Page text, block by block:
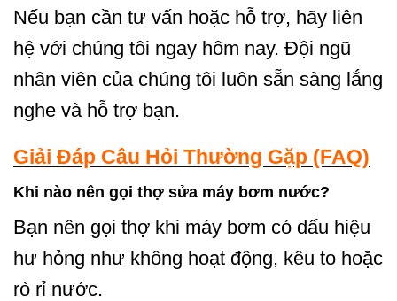
Nếu bạn cần tư vấn hoặc hỗ trợ, hãy liên
hệ với chúng tôi ngay hôm nay. Đội ngũ
nhân viên của chúng tôi luôn sẵn sàng lắng
nghe và hỗ trợ bạn.
Giải Đáp Câu Hỏi Thường Gặp (FAQ)
Khi nào nên gọi thợ sửa máy bơm nước?
Bạn nên gọi thợ khi máy bơm có dấu hiệu
hư hỏng như không hoạt động, kêu to hoặc
rò rỉ nước.